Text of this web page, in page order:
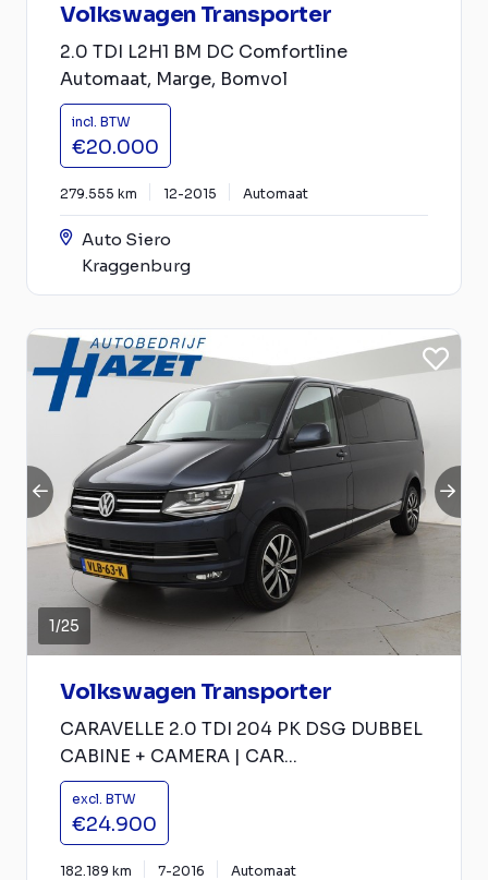
Volkswagen Transporter
2.0 TDI L2H1 BM DC Comfortline
Automaat, Marge, Bomvol
incl. BTW
€20.000
279.555 km 12-2015 Automaat
Auto Siero
Kraggenburg
1/25
Volkswagen Transporter
CARAVELLE 2.0 TDI 204 PK DSG DUBBEL
CABINE + CAMERA | CAR...
excl. BTW
€24.900
182.189 km 7-2016 Automaat